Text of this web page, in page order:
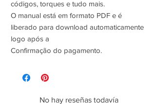
códigos, torques e tudo mais.
O manual está em formato PDF e é
liberado para download automaticamente
logo após a
Confirmação do pagamento.
No hay reseñas todavía